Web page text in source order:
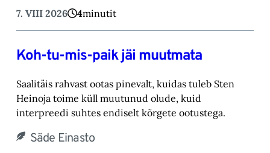
7. VIII 2026 4minutit
Koh-tu-mis-paik jäi muutmata
Saalitäis rahvast ootas pinevalt, kuidas tuleb Sten
Heinoja toime küll muutunud olude, kuid
‎interpreedi suhtes endiselt kõrgete ootustega.‎
Säde Einasto